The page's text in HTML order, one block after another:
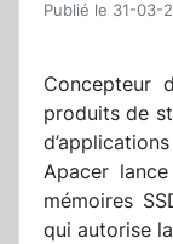
Publié le 31-03-
Concepteur
produits de
Apacer
mémoires
qui autorise